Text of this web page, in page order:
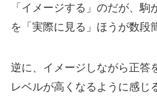
「イメージする」のだが、駒
を「実際に見る」ほうが数段
逆に、イメージしながら正答
レベルが高くなるように感じ